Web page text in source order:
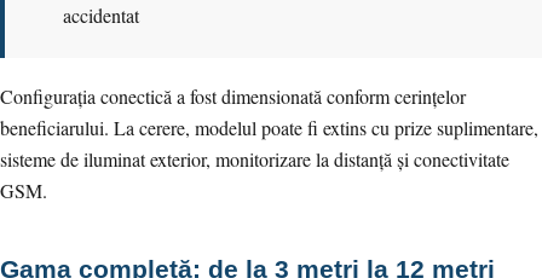
accidentat
Configurația conectică a fost dimensionată conform cerințelor
beneficiarului. La cerere, modelul poate fi extins cu prize suplimentare,
sisteme de iluminat exterior, monitorizare la distanță și conectivitate
GSM.
Gama completă: de la 3 metri la 12 metri